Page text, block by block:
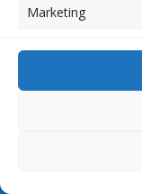
Marketing